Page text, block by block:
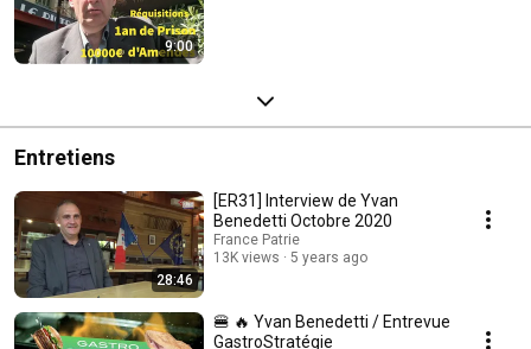
9:00
Entretiens
28:46
[ER31] Interview de Yvan
Benedetti Octobre 2020
France Patrie
13K views
5 years ago
🍔 🔥 Yvan Benedetti / Entrevue
GastroStratégie